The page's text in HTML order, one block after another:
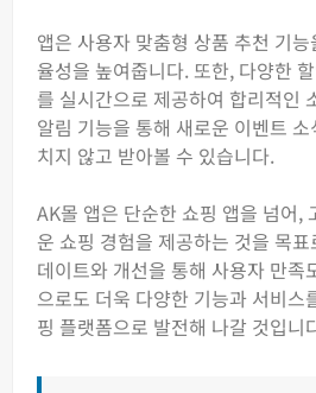
앱은 사용자 맞춤형 상품 추천 기
율성을 높여줍니다. 또한, 다양한
를 실시간으로 제공하여 합리적인
알림 기능을 통해 새로운 이벤트
치지 않고 받아볼 수 있습니다.
AK몰 앱은 단순한 쇼핑 앱을 넘어,
운 쇼핑 경험을 제공하는 것을 목
데이트와 개선을 통해 사용자 만족
으로도 더욱 다양한 기능과 서비스
핑 플랫폼으로 발전해 나갈 것입니